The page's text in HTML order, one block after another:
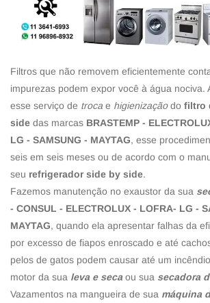
Filtros que não removem eficientemente
impurezas podem expor você à água nociva.
esse serviço de troca e higienizaçãodo filtro
side das marcas BRASTEMP -
LG - SAMSUNG - MAYTAG, esse
seis em seis meses ou de acordo com o
seu refrigerador side by side.
Fazemos manutenção no exaustor da sua
- CONSUL - ELECTROLUX - LOFRA- LG -
MAYTAG, quando ela apresentar falhas da
por excesso de fiapos enroscado e até
pelos de gatos podem causar até um
motor da sua leva e seca ou sua secadora
Vazamentos na mangueira de sua máquina